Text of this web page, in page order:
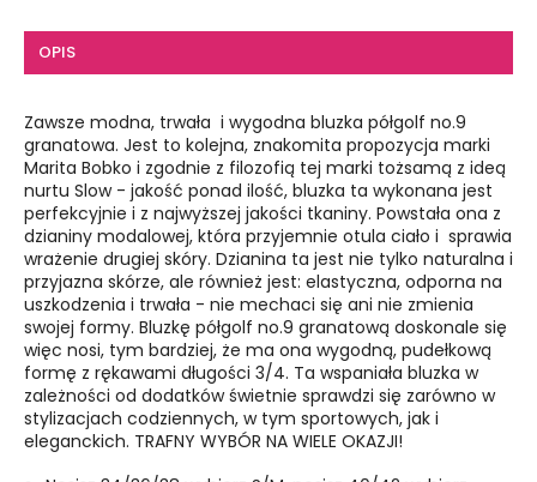
OPIS
Zawsze modna, trwała i wygodna bluzka półgolf no.9
granatowa. Jest to kolejna, znakomita propozycja marki
Marita Bobko i zgodnie z filozofią tej marki tożsamą z ideą
nurtu Slow - jakość ponad ilość, bluzka ta wykonana jest
perfekcyjnie i z najwyższej jakości tkaniny. Powstała ona z
dzianiny modalowej, która przyjemnie otula ciało i sprawia
wrażenie drugiej skóry. Dzianina ta jest nie tylko naturalna i
przyjazna skórze, ale również jest: elastyczna, odporna na
uszkodzenia i trwała - nie mechaci się ani nie zmienia
swojej formy. Bluzkę półgolf no.9 granatową doskonale się
więc nosi, tym bardziej, że ma ona wygodną, pudełkową
formę z rękawami długości 3/4. Ta wspaniała bluzka w
zależności od dodatków świetnie sprawdzi się zarówno w
stylizacjach codziennych, w tym sportowych, jak i
eleganckich. TRAFNY WYBÓR NA WIELE OKAZJI!